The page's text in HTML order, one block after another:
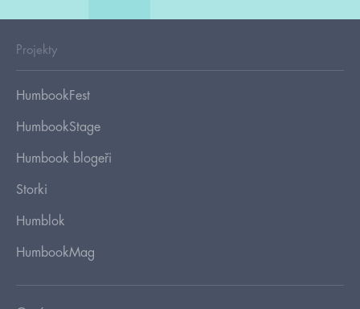
Projekty
HumbookFest
HumbookStage
Humbook blogeři
Storki
Humblok
HumbookMag